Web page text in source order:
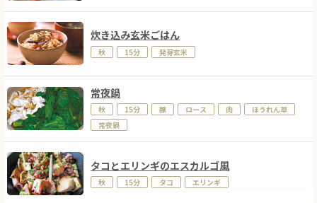
炊き込み玄米ごはん
秋 15分 発芽玄米
常夜鍋
秋 15分 豚 ロース 肉
ほうれん草
常夜鍋
タコとエリンギのエスカルゴ風
秋 15分 タコ エリンギ